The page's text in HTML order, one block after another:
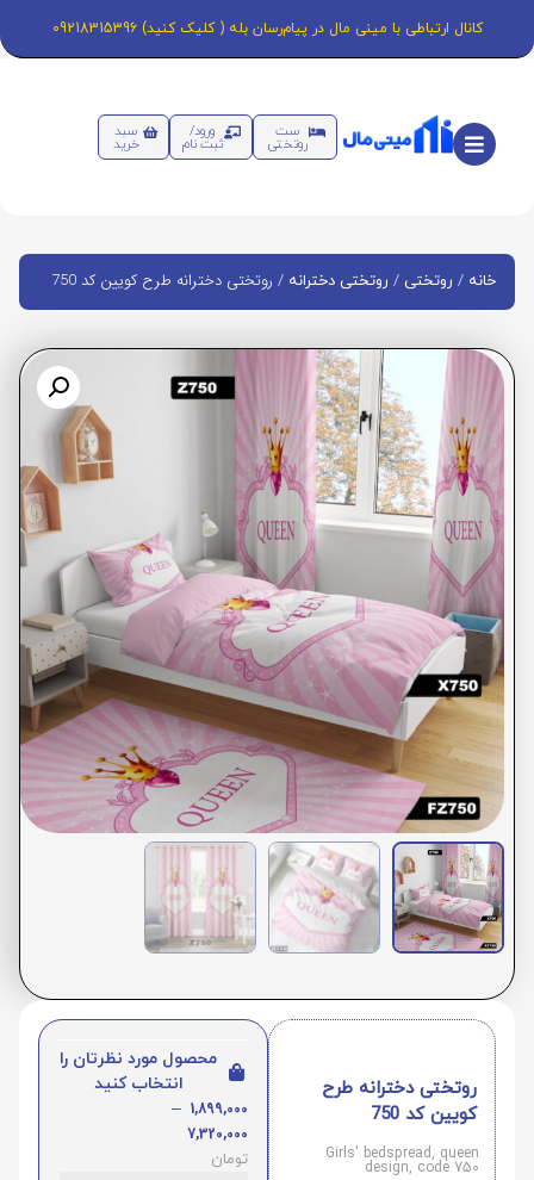
کانال ارتباطی با مینی مال در پیام‌رسان بله ( کلیک کنید) 09218315396
ست
روتختی
ورود/
ثبت نام
سبد
خرید
خانه / روتختی / روتختی دخترانه / روتختی دخترانه طرح کویین کد 750
روتختی دخترانه طرح
کویین کد 750
Girls' bedspread, queen
design, code 750
محصول مورد نظرتان را
انتخاب کنید
1,899,000
–
7,320,000
تومان